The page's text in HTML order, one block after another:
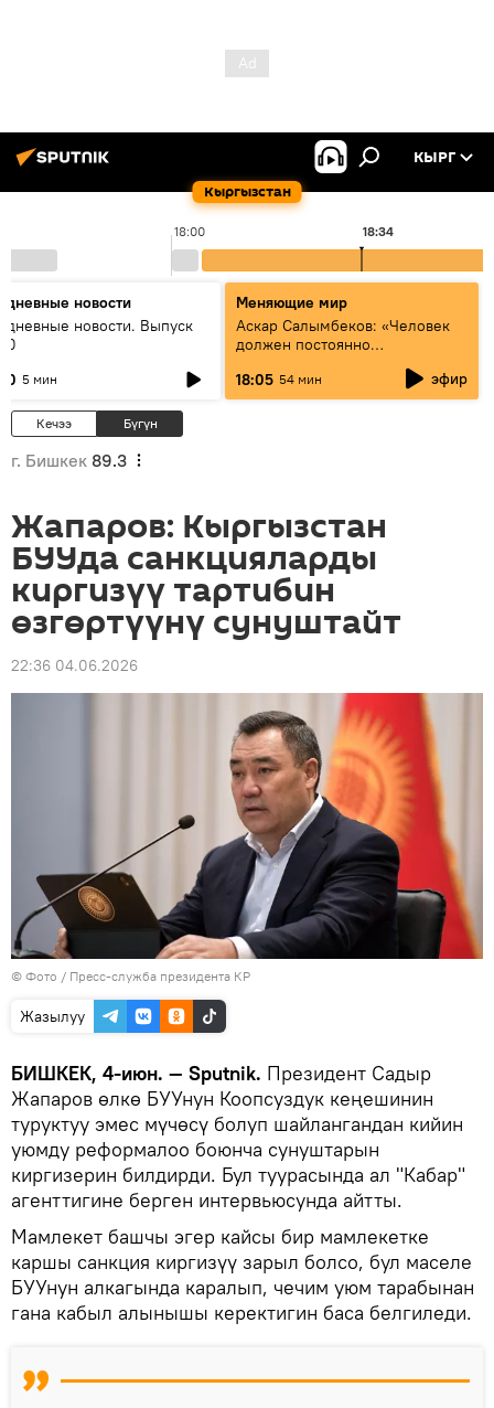
Кыргызстан
КЫРГ
18:00 18:34
новости
новости. Выпуск
5 мин
Меняющие мир
Аскар Салымбеков: «Человек
должен постоянно
18:05 54 мин эфир
Кечээ Бүгүн
г. Бишкек 89.3
Жапаров: Кыргызстан
БУУда санкцияларды
киргизүү тартибин
өзгөртүүнү сунуштайт
22:36 04.06.2026
© Фото / Пресс-служба президента КР
Жазылуу
БИШКЕК, 4-июн. — Sputnik. Президент Садыр
Жапаров өлкө БУУнун Коопсуздук кеңешинин
туруктуу эмес мүчөсү болуп шайлангандан кийин
уюмду реформалоо боюнча сунуштарын
киргизерин билдирди. Бул туурасында ал "Кабар"
агенттигине берген интервьюсунда айтты.
Мамлекет башчы эгер кайсы бир мамлекетке
каршы санкция киргизүү зарыл болсо, бул маселе
БУУнун алкагында каралып, чечим уюм тарабынан
гана кабыл алынышы керектигин баса белгиледи.